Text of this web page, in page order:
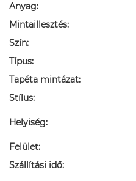
Anyag:
Mintaillesztés:
Szín:
Típus:
Tapéta mintázat:
Stílus:
Helyiség:
Felület:
Szállítási idő: